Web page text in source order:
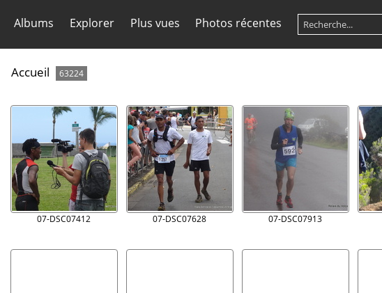
Albums Explorer Plus vues Photos récentes
Accueil 63224
07-DSC07412 07-DSC07628 07-DSC07913